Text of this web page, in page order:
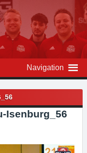
Navigation
Isenburg_56